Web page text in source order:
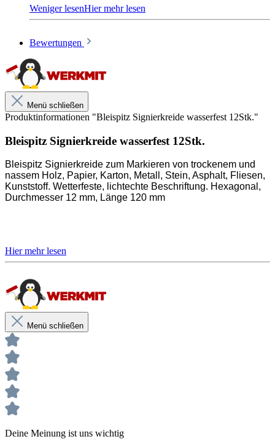
Kreide für Holz, Papier, Karton, Metall, Stein,
Asphalt, Fliesen, Kunststoff
Durchmesser 12 mm, Länge 120 mm
Unterstützung des Käufers bzw. Verarbeiters.
Sie entbinden nicht davon, unsere Produkte grundsätzlich auf ihre
Verantwortung zu prüfen.
Bewertungen
Menü schließen
Produktinformationen "Bleispitz Signierkreide wasserfest 12Stk."
Bleispitz Signierkreide wasserfest 12Stk.
Bleispitz Signierkreide zum Markieren von trockenem und
nassem Holz, Papier, Karton, Metall, Stein, Asphalt, Fliesen,
Kunststoff. Wetterfeste, lichtechte Beschriftung. Hexagonal,
Durchmesser 12 mm, Länge 120 mm
Fliesen, Kunststoff
Wetterfeste, lichtechte Beschriftung
Durchmesser 12 mm, Länge 120 mm
Unsere anwendungstechnischen Empfehlungen dienen der Unterstützung
des Käufers bzw. Verarbeiters.
Sie entbinden nicht davon, unsere Produkte grundsätzlich auf ihre Eignung
für den vorgesehenen Anwendungszweck in eigener Verantwortung zu
prüfen.
Menü schließen
Deine Meinung ist uns wichtig